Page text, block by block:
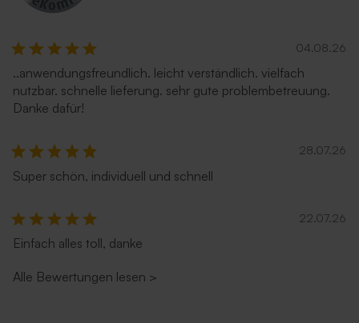
04.08.26
..anwendungsfreundlich. leicht verständlich. vielfach
nutzbar. schnelle lieferung. sehr gute problembetreuung.
Danke dafür!
28.07.26
Super schön, individuell und schnell
22.07.26
Einfach alles toll, danke
Alle Bewertungen lesen >